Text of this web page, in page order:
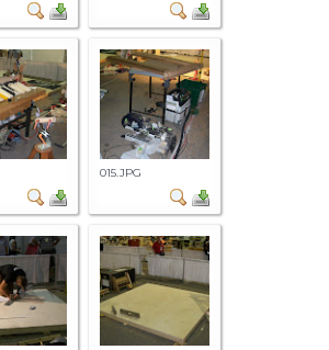
015.JPG